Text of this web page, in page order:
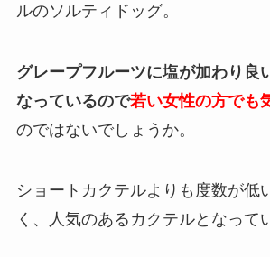
ルのソルティドッグ。
グレープフルーツに塩が加わり良
なっているので若い女性の方でも
のではないでしょうか。
ショートカクテルよりも度数が低
く、人気のあるカクテルとなって